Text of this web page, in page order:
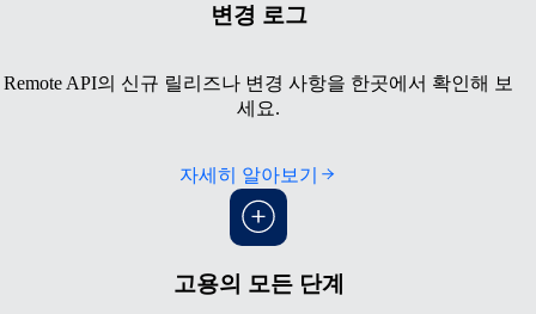
변경 로그
Remote API의 신규 릴리즈나 변경 사항을 한곳에서 확인해 보
세요.
자세히 알아보기
고용의 모든 단계